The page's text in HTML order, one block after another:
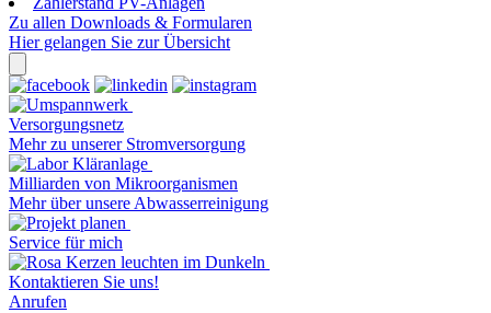
Zu allen Downloads & Formularen
Hier gelangen Sie zur Übersicht
Versorgungsnetz
Mehr zu unserer Stromversorgung
Milliarden von Mikroorganismen
Mehr über unsere Abwasserreinigung
Service für mich
Kontaktieren Sie uns!
Anrufen